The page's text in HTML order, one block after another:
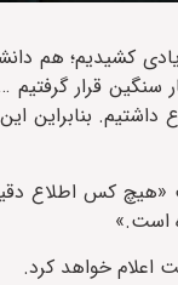
کشیدیم؛ هم
بیش از ۲۰ سال تحت تحریم‌های
ما به خاطر همین موضوع
«هیچ کس اطلاع
است.»
اعلام خواهد کرد.